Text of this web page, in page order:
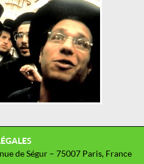
de Ségur – 75007 Paris, France